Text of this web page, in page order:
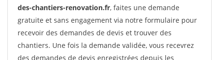
des-chantiers-renovation.fr, faites une demande
gratuite et sans engagement via notre formulaire pour
recevoir des demandes de devis et trouver des
chantiers. Une fois la demande validée, vous recevrez
des demandes de devis enregistrées depuis les